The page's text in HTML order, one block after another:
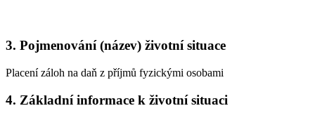
3. Pojmenování (název) životní situace
Placení záloh na daň z příjmů fyzickými osobami
4. Základní informace k životní situaci